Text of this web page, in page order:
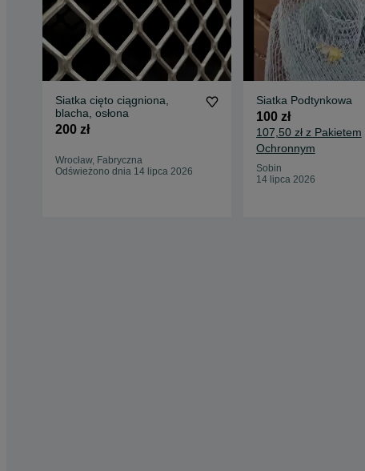
Siatka cięto ciągniona,
blacha, osłona
200 zł
Wrocław, Fabryczna
Odświeżono dnia 14 lipca 2026
Siatka Podtynkowa
100 zł
107,50 zł z Pakietem
Ochronnym
Sobin
14 lipca 2026